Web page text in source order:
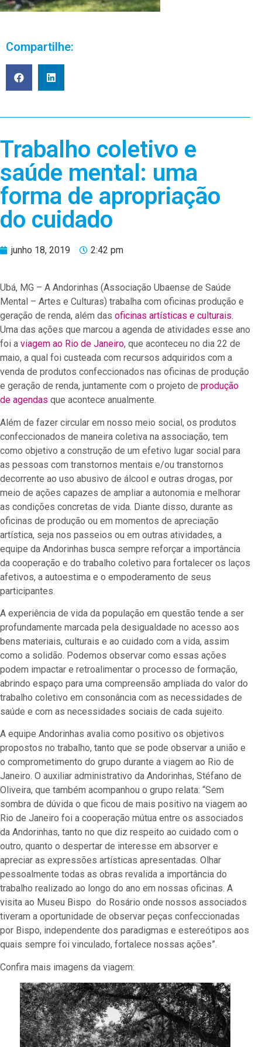
Compartilhe:
Trabalho coletivo e
saúde mental: uma
forma de apropriação
do cuidado
junho 18, 2019 2:42 pm
Ubá, MG – A Andorinhas (Associação Ubaense de Saúde
Mental – Artes e Culturas) trabalha com oficinas produção e
geração de renda, além das oficinas artísticas e culturais.
Uma das ações que marcou a agenda de atividades esse ano
foi a viagem ao Rio de Janeiro, que aconteceu no dia 22 de
maio, a qual foi custeada com recursos adquiridos com a
venda de produtos confeccionados nas oficinas de produção
e geração de renda, juntamente com o projeto de produção
de agendas que acontece anualmente.
Além de fazer circular em nosso meio social, os produtos
confeccionados de maneira coletiva na associação, tem
como objetivo a construção de um efetivo lugar social para
as pessoas com transtornos mentais e/ou transtornos
decorrente ao uso abusivo de álcool e outras drogas, por
meio de ações capazes de ampliar a autonomia e melhorar
as condições concretas de vida. Diante disso, durante as
oficinas de produção ou em momentos de apreciação
artística, seja nos passeios ou em outras atividades, a
equipe da Andorinhas busca sempre reforçar a importância
da cooperação e do trabalho coletivo para fortalecer os laços
afetivos, a autoestima e o empoderamento de seus
participantes.
A experiência de vida da população em questão tende a ser
profundamente marcada pela desigualdade no acesso aos
bens materiais, culturais e ao cuidado com a vida, assim
como a solidão. Podemos observar como essas ações
podem impactar e retroalimentar o processo de formação,
abrindo espaço para uma compreensão ampliada do valor do
trabalho coletivo em consonância com as necessidades de
saúde e com as necessidades sociais de cada sujeito.
A equipe Andorinhas avalia como positivo os objetivos
propostos no trabalho, tanto que se pode observar a união e
o comprometimento do grupo durante a viagem ao Rio de
Janeiro. O auxiliar administrativo da Andorinhas, Stéfano de
Oliveira, que também acompanhou o grupo relata: “Sem
sombra de dúvida o que ficou de mais positivo na viagem ao
Rio de Janeiro foi a cooperação mútua entre os associados
da Andorinhas, tanto no que diz respeito ao cuidado com o
outro, quanto o despertar de interesse em absorver e
apreciar as expressões artísticas apresentadas. Olhar
pessoalmente todas as obras revalida a importância do
trabalho realizado ao longo do ano em nossas oficinas. A
visita ao Museu Bispo do Rosário onde nossos associados
tiveram a oportunidade de observar peças confeccionadas
por Bispo, independente dos paradigmas e estereótipos aos
quais sempre foi vinculado, fortalece nossas ações”.
Confira mais imagens da viagem: